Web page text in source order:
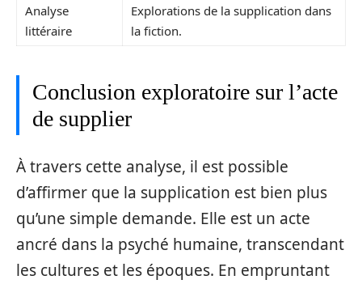
Analyse
littéraire
Explorations de la supplication dans
la fiction.
Conclusion exploratoire sur l’acte
de supplier
À travers cette analyse, il est possible
d’affirmer que la supplication est bien plus
qu’une simple demande. Elle est un acte
ancré dans la psyché humaine, transcendant
les cultures et les époques. En empruntant